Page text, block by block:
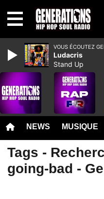
NEWS MUSIQUE
Tags -
going-bad -
VOUS ÉCOUTEZ
Ludacris
Stand Up